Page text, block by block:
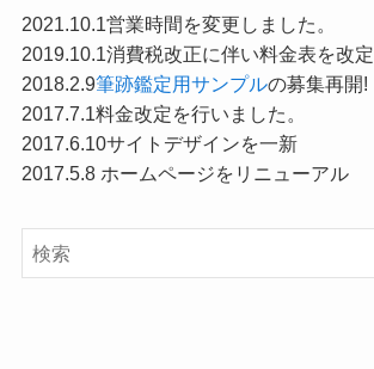
2021.10.1営業時間を変更しました。
2019.10.1消費税改正に伴い料金表を改定
2018.2.9筆跡鑑定用サンプルの募集再開!
2017.7.1料金改定を行いました。
2017.6.10サイトデザインを一新
2017.5.8 ホームページをリニューアル